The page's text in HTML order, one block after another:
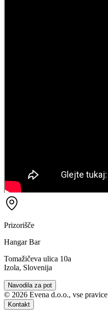
Prizorišče
Hangar Bar
Tomažičeva ulica 10a
Izola, Slovenija
Navodila za pot
© 2026 Evena d.o.o., vse
Kontakt